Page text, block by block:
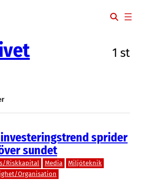
1 st
sprider
sundet
Riskkapital Media
Miljöteknik
Organisation